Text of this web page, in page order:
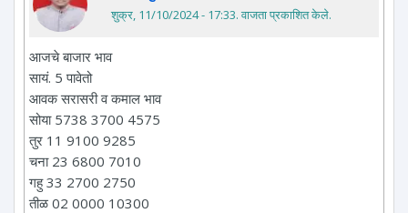
शुक्र, 11/10/2024 - 17:33. वाजता प्रकाशित केले.
आजचे बाजार भाव
सायं. 5 पावेतो
आवक सरासरी व कमाल भाव
सोया 5738 3700 4575
तुर 11 9100 9285
चना 23 6800 7010
गहु 33 2700 2750
तीळ 02 0000 10300